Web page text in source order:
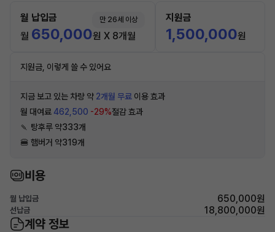
월 납입금 만 26세 이상
월 650,000원 X 8개월
지원금
1,500,000원
지원금, 이렇게 쓸 수 있어요
지금 보고 있는 차량 약 2개월 무료 이용 효과
월 대여료462,500 -29%절감 효과
🍡 탕후루 약333개
🍔 햄버거 약319개
비용
월 납입금 650,000원
선납금 18,800,000원
계약 정보